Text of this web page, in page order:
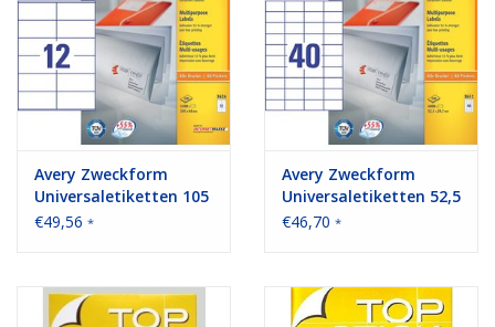
Avery Zweckform
Universaletiketten 105
x 48 mm 100 Blatt
€49,56 *
Avery Zweckform
Universaletiketten 52,5
x 29,7 mm 100 Blatt
€46,70 *